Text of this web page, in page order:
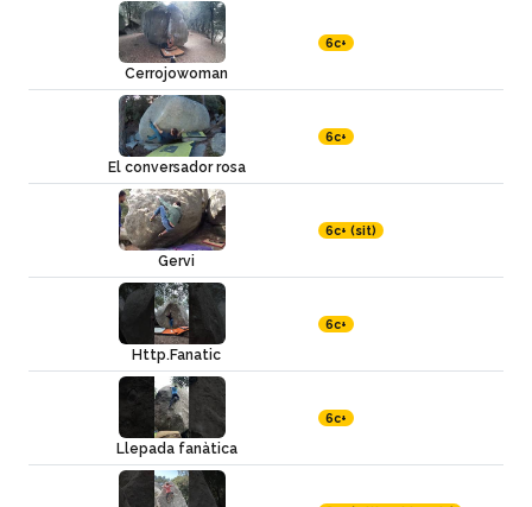
Cerrojowoman
6c+
El conversador rosa
6c+
Gervi
6c+ (sit)
Http.Fanatic
6c+
Llepada fanàtica
6c+